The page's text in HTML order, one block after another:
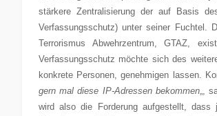
stärkere Zentralisierung der auf Basis
Verfassungsschutz) unter seiner Fuchtel.
Terrorismus Abwehrzentrum, GTAZ,
Verfassungsschutz möchte sich des
konkrete Personen, genehmigen lassen.
gern mal diese IP-Adressen bekommen„,
wird also die Forderung aufgestellt, dass